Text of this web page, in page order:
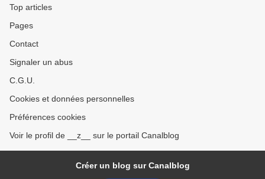
Top articles
Pages
Contact
Signaler un abus
C.G.U.
Cookies et données personnelles
Préférences cookies
Voir le profil de __z__ sur le portail Canalblog
Créer un blog sur Canalblog